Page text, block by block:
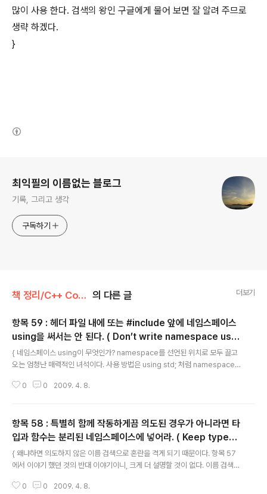
많이 사용 한다. 검색의 왕인 구글에게 물어 보면 잘 알려 주므로
생략 하겠다.
}
최익필의 이름없는 블로그
기록, 그리고 생각
구독하기
책 정리/C++ Coding Standards : C++ 코딩의 정석 의 다른 글 더보기
항목 59 : 헤더 파일 내에 또는 #include 앞에 네임스페이스
using을 써서는 안 된다. ( Don’t write namespace usin
gs in a header file or before an #include. )
{ 네임스페이스 using이 무엇인가? namespace를 선언된 위치로 모두 끌고
오는 엄청난 매력적인 녀석이다. 사용 방법은 using std; 처럼 namespace
덩어리다. 앞에서 알짱거리는 매력적인 녀석을 항상 서로 차지하려고 다투는데
le) { std::cout
0 0 2009. 4. 8.
항목 58 : 특별히 함께 작동하게끔 의도된 경우가 아니라면 타
입과 함수는 분리된 네임스페이스에 넣어라. ( Keep types
and functions in separate namespaces unless the
y’re specifically intended to work together. )
{ 왜냐하면 의도하지 않은 이름 검색으로 혼란을 격게 되기 때문이다. 항목 57
에서 이야기 했던 것의 반대 이야기이니, 크게 더 설명할 것이 없다. 이름 검색을
상한 에러메세지는 "이름 검색이 꼬였나?" 를 생각해 보면 된다. }
0 0 2009. 4. 8.